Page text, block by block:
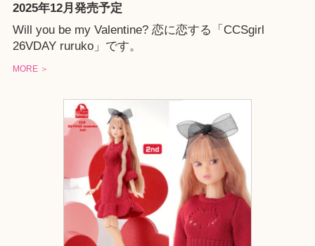
2025年12月発売予定
Will you be my Valentine? 恋に恋する「CCSgirl
26VDAY ruruko」です。
MORE ＞